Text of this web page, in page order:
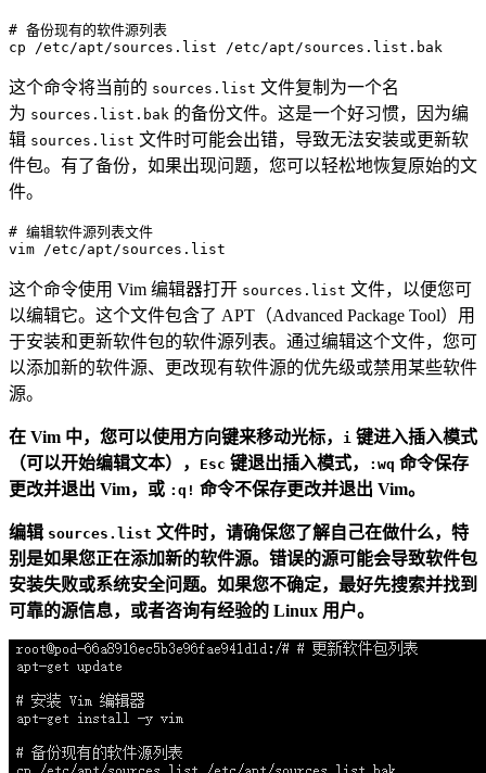
# 备份现有的软件源列表
cp
/etc/apt /sources.list /etc /apt/
这个命令将当前的 sources.list 文件复制为一个名
为 sources.list.bak 的备份文件。这是一个好习惯，因为编
辑 sources.list 文件时可能会出错，导致无法安装或更新软
件包。有了备份，如果出现问题，您可以轻松地恢复原始的文
件。
# 编辑软件源列表文件
vim
这个命令使用 Vim 编辑器打开 sources.list 文件，以便您可
以编辑它。这个文件包含了 APT（Advanced Package Tool）用
于安装和更新软件包的软件源列表。通过编辑这个文件，您可
以添加新的软件源、更改现有软件源的优先级或禁用某些软件
源。
在 Vim 中，您可以使用方向键来移动光标， i 键进入插入模式
（可以开始编辑文本），
Esc 键退出插入模式， :wq 命令保存
更改并退出 Vim，或 :q! 命令不保存更改并退出 Vim。
编辑 sources.list 文件时，请确保您了解自己在做什么，特
别是如果您正在添加新的软件源。错误的源可能会导致软件包
安装失败或系统安全问题。如果您不确定，最好先搜索并找到
可靠的源信息，或者咨询有经验的 Linux 用户。